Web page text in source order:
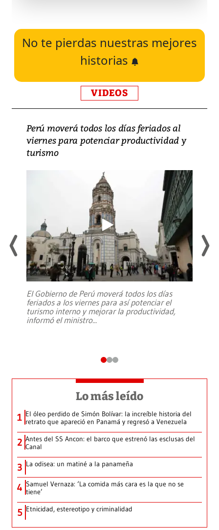
No te pierdas nuestras mejores
historias
VIDEOS
Perú moverá todos los días feriados al
viernes para potenciar productividad y
turismo
El Gobierno de Perú moverá todos los días
feriados a los viernes para así potenciar el
turismo interno y mejorar la productividad,
informó el ministro...
Lo más leído
1 El óleo perdido de Simón Bolívar: la increíble historia del
retrato que apareció en Panamá y regresó a Venezuela
2 Antes del SS Ancon: el barco que estrenó las esclusas del
Canal
3 La odisea: un matiné a la panameña
4 Samuel Vernaza: ‘La comida más cara es la que no se
tiene’
5 Etnicidad, estereotipo y criminalidad